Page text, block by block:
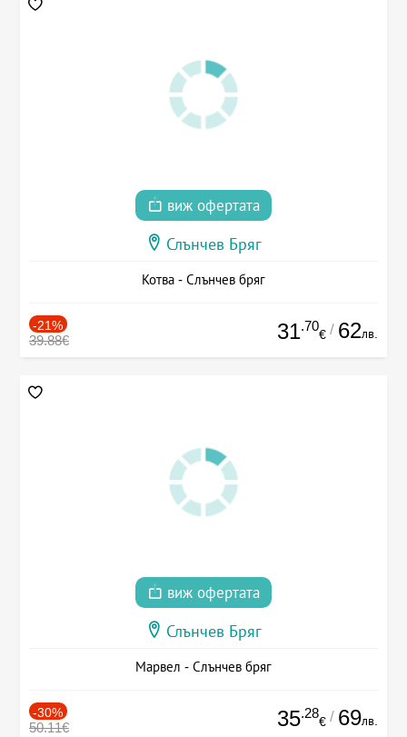
виж офертата
Слънчев Бряг
Котва - Слънчев бряг
-21%
39.88€ 31.70
€ / 62лв.
виж офертата
Слънчев Бряг
Марвел - Слънчев бряг
-30%
50.11€ 35.28
€ / 69лв.